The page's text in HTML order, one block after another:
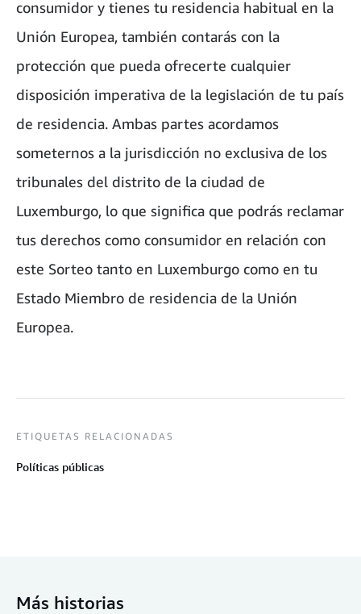
consumidor y tienes tu residencia habitual en la
Unión Europea, también contarás con la
protección que pueda ofrecerte cualquier
disposición imperativa de la legislación de tu país
de residencia. Ambas partes acordamos
someternos a la jurisdicción no exclusiva de los
tribunales del distrito de la ciudad de
Luxemburgo, lo que significa que podrás reclamar
tus derechos como consumidor en relación con
este Sorteo tanto en Luxemburgo como en tu
Estado Miembro de residencia de la Unión
Europea.
ETIQUETAS RELACIONADAS
Políticas públicas
Más historias